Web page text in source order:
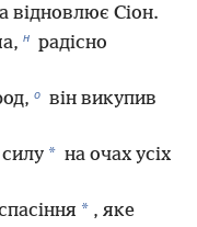
відновлює Сіон.
н радісно
о він викупив
* на очах усіх
* , яке